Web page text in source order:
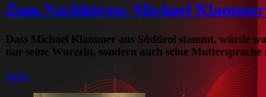
Zum Nachhören: Michael
Dass Michael Klammer aus Südtirol stammt, würde
nur seine Wurzeln, sondern auch seine Muttersprache
mehr